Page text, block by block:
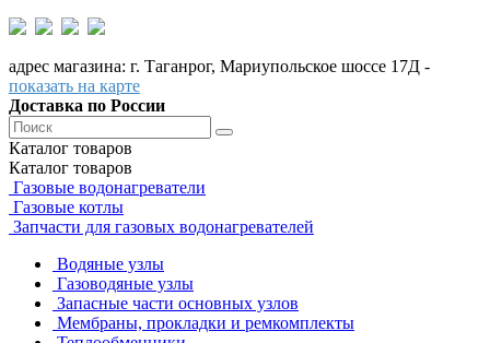
адрес магазина: г. Таганрог, Мариупольское шоссе 17Д -
показать на карте
Доставка по России
Каталог товаров
Каталог товаров
Газовые водонагреватели
Газовые котлы
Запчасти для газовых водонагревателей
Водяные узлы
Газоводяные узлы
Запасные части основных узлов
Мембраны, прокладки и ремкомплекты